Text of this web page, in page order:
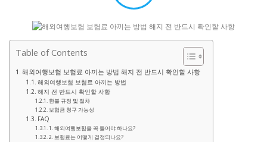
Table of Contents
해외여행보험 보험료 아끼는 방법 해지 전 반드시 확인할 사항
해외여행보험 보험료 아끼는 방법
해지 전 반드시 확인할 사항
환불 규정 및 절차
보험금 청구 가능성
FAQ
1. 해외여행보험을 꼭 들어야 하나요?
2. 보험료는 어떻게 결정되나요?